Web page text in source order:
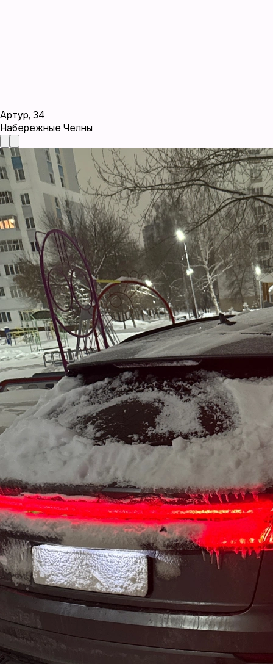
Артур, 34
Набережные Челны